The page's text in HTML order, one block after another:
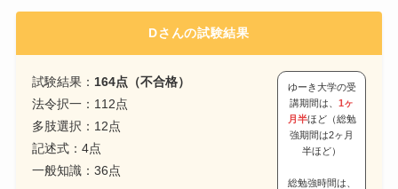
Dさんの試験結果
試験結果： 164点（不合格）
法令択一：112点
多肢選択：12点
記述式：4点
一般知識：36点
ゆーき大学の受
講期間は、1ヶ
月半ほど（総勉
強期間は2ヶ月
半ほど）
総勉強時間は、